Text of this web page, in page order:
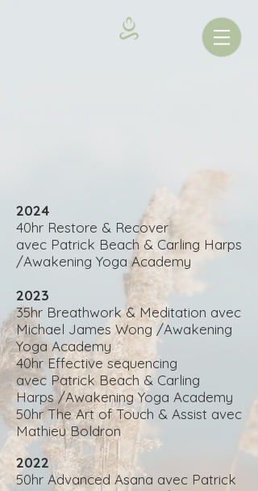
2024
40hr Restore & Recover
avec Patrick Beach & Carling Harps
/Awakening Yoga Academy
2023
35hr Breathwork & Meditation avec
Michael James Wong /Awakening
Yoga Academy
40hr Effective sequencing
avec Patrick Beach & Carling
Harps /Awakening Yoga Academy
50hr The Art of Touch & Assist avec
Mathieu Boldron
2022
50hr Advanced Asana avec Patrick